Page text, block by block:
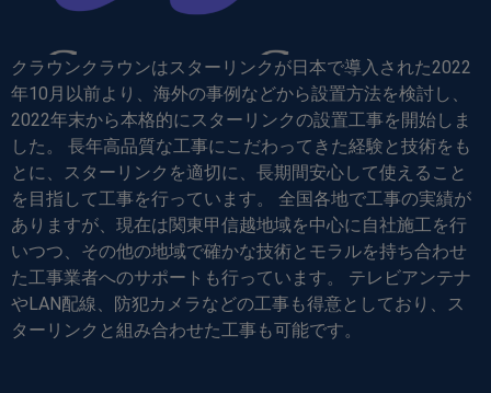
クラウンクラウンはスターリンクが日本で導入された2022
年10月以前より、海外の事例などから設置方法を検討し、
2022年末から本格的にスターリンクの設置工事を開始しま
した。 長年高品質な工事にこだわってきた経験と技術をも
とに、スターリンクを適切に、長期間安心して使えること
を目指して工事を行っています。 全国各地で工事の実績が
ありますが、現在は関東甲信越地域を中心に自社施工を行
いつつ、その他の地域で確かな技術とモラルを持ち合わせ
た工事業者へのサポートも行っています。 テレビアンテナ
やLAN配線、防犯カメラなどの工事も得意としており、ス
ターリンクと組み合わせた工事も可能です。